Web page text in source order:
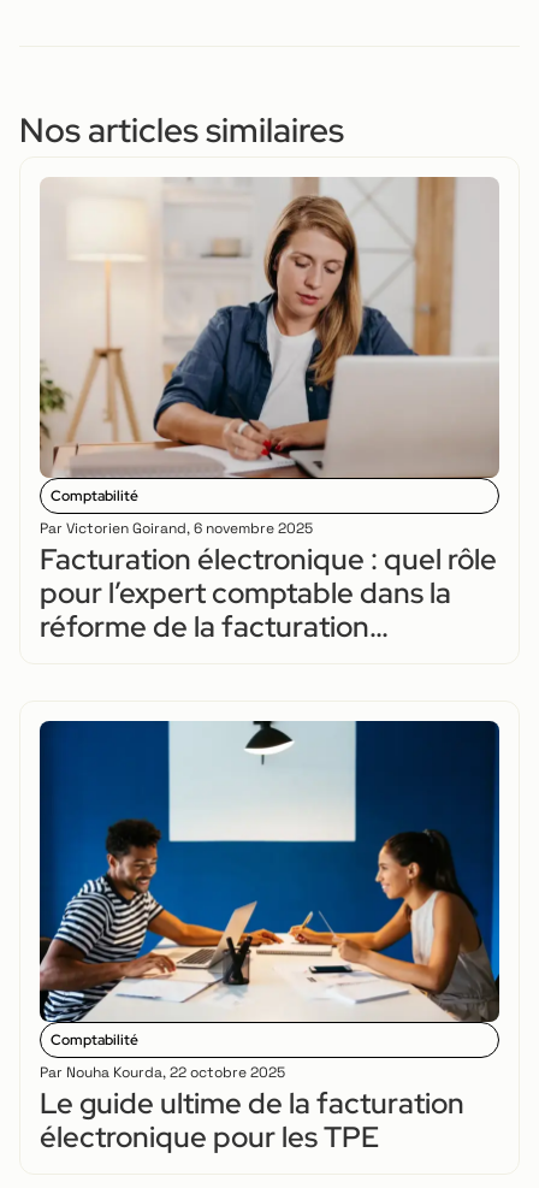
Nos articles similaires
Comptabilité
Par Victorien Goirand,6 novembre 2025
Facturation électronique : quel rôle
pour l’expert comptable dans la
réforme de la facturation
Comptabilité
Par Nouha Kourda,22 octobre 2025
Le guide ultime de la facturation
électronique pour les TPE